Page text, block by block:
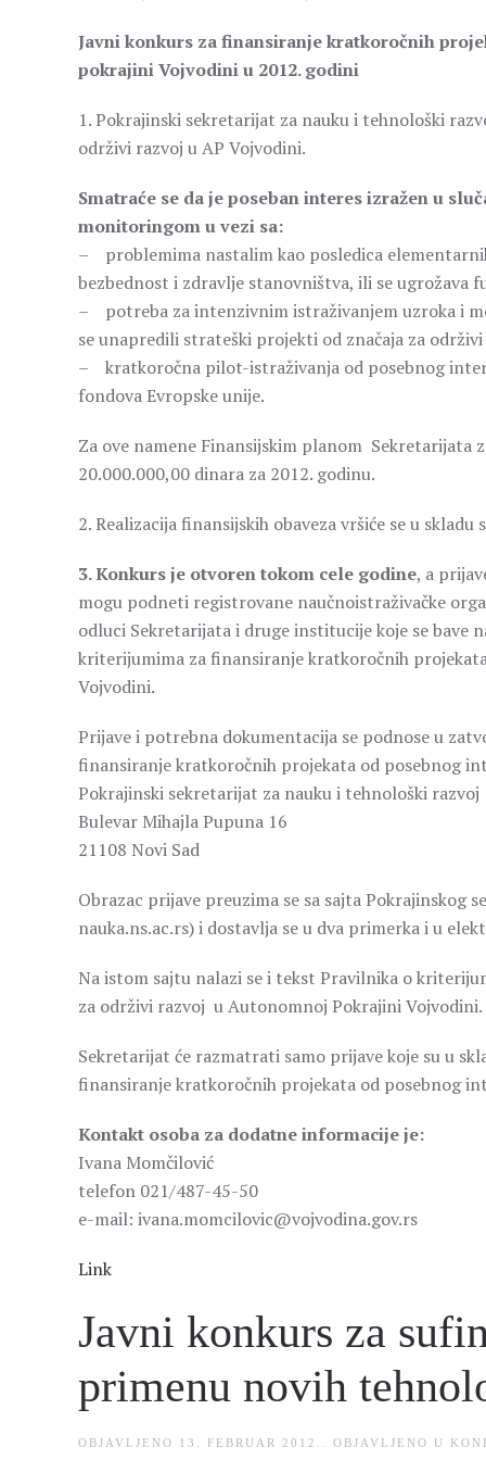
Javni konkurs za finansiranje kratkoročnih
pokrajini Vojvodini u 2012. godini
1. Pokrajinski sekretarijat za nauku i tehnološki
održivi razvoj u AP Vojvodini.
Smatraće se da je poseban interes izražen u
monitoringom u vezi sa:
– problemima nastalim kao posledica
bezbednost i zdravlje stanovništva, ili se ugrožava
– potreba za intenzivnim istraživanjem uzroka i
se unapredili strateški projekti od značaja za
– kratkoročna pilot-istraživanja od posebnog
fondova Evropske unije.
Za ove namene Finansijskim planom Sekretarijata
20.000.000,00 dinara za 2012. godinu.
2. Realizacija finansijskih obaveza vršiće se u
3. Konkurs je otvoren tokom cele godine, a
mogu podneti registrovane naučnoistraživačke
odluci Sekretarijata i druge institucije koje se bave
kriterijumima za finansiranje kratkoročnih
Vojvodini.
Prijave i potrebna dokumentacija se podnose u
finansiranje kratkoročnih projekata od posebnog
Pokrajinski sekretarijat za nauku i tehnološki razvoj
Bulevar Mihajla Pupuna 16
21108 Novi Sad
Obrazac prijave preuzima se sa sajta
nauka.ns.ac.rs) i dostavlja se u dva primerka i u
Na istom sajtu nalazi se i tekst Pravilnika o
za održivi razvoj u Autonomnoj Pokrajini Vojvodini.
Sekretarijat će razmatrati samo prijave koje su u
finansiranje kratkoročnih projekata od posebnog
Kontakt osoba za dodatne informacije je:
Ivana Momčilović
telefon 021/487-45-50
e-mail: ivana.momcilovic@vojvodina.gov.rs
Link
Javni konkurs za
primenu novih
OBJAVLJENO 13. FEBRUAR 2012. . OBJAVLJENO U